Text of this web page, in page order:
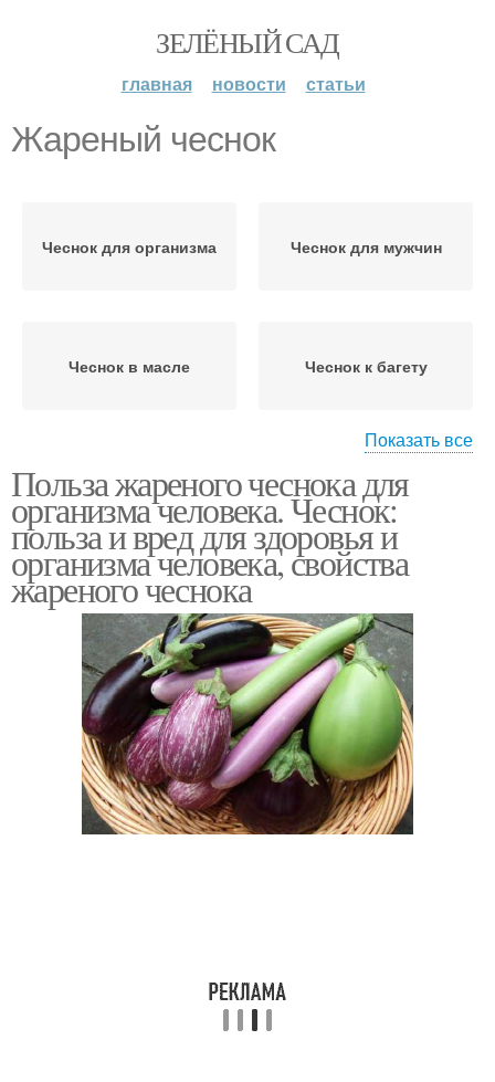
ЗЕЛЁНЫЙ САД
главная новости статьи
Жареный чеснок
Чеснок для организма Чеснок для мужчин
Чеснок в масле Чеснок к багету
Чеснок в духовке Жареные дольки
Чеснок в кулинарии
Показать все
Польза жареного чеснока для
организма человека. Чеснок:
польза и вред для здоровья и
организма человека, свойства
жареного чеснока